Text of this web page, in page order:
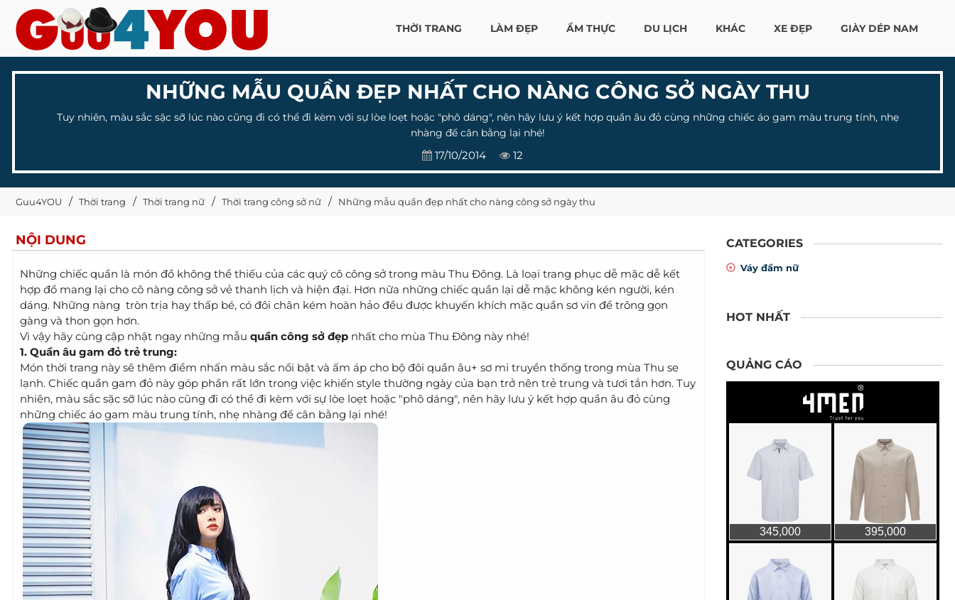
THỜI TRANG LÀM ĐẸP ẨM THỰC DU LỊCH KHÁC XE ĐẸP GIÀY DÉP NAM
NHỮNG MẪU QUẦN ĐẸP NHẤT CHO NÀNG CÔNG SỞ NGÀY THU
Tuy nhiên, màu sắc sặc sỡ lúc nào cũng đi có thể đi kèm với sự lòe loẹt hoặc "phô dáng", nên hãy lưu ý kết hợp quần âu đỏ cùng những chiếc áo gam màu trung tính, nhẹ
nhàng để cân bằng lại nhé!
17/10/2014 12
Guu4YOU Thời trang Thời trang nữ Thời trang công sở nữ Những mẫu quần đẹp nhất cho nàng công sở ngày thu
NỘI DUNG
Những chiếc quần là món đồ không thể thiếu của các quý cô công sở trong màu Thu Đông. Là loại trang phục dễ mặc dễ kết
hợp đồ mang lại cho cô nàng công sở vẻ thanh lịch và hiện đại. Hơn nữa những chiếc quần lại dễ mặc không kén người, kén
dáng. Những nàng tròn trịa hay thấp bé, có đôi chân kém hoàn hảo đều được khuyến khích mặc quần sơ vin để trông gọn
gàng và thon gọn hơn.
Vì vậy hãy cùng cập nhật ngay những mẫu quần công sở đẹp nhất cho mùa Thu Đông này nhé!
1. Quần âu gam đỏ trẻ trung:
Món thời trang này sẽ thêm điểm nhấn màu sắc nổi bật và ấm áp cho bộ đôi quần âu+ sơ mi truyền thống trong mùa Thu se
lạnh. Chiếc quần gam đỏ này góp phần rất lớn trong việc khiến style thường ngày của bạn trở nên trẻ trung và tươi tắn hơn. Tuy
nhiên, màu sắc sặc sỡ lúc nào cũng đi có thể đi kèm với sự lòe loẹt hoặc "phô dáng", nên hãy lưu ý kết hợp quần âu đỏ cùng
những chiếc áo gam màu trung tính, nhẹ nhàng để cân bằng lại nhé!
CATEGORIES
Váy đầm nữ
HOT NHẤT
QUẢNG CÁO